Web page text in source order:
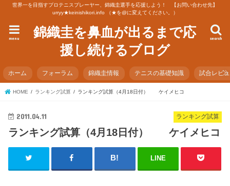
世界一を目指すプロテニスプレーヤー、錦織圭選手を応援しよう！ 【お問い合わせ先】
urryy★keinishikori.info （★を@に変えてください。）
錦織圭を鼻血が出るまで応
援し続けるブログ
search
menu
ホーム フォーラム 錦織圭情報 テニスの基礎知識 試合レビ
HOME ランキング試算 ランキング試算（4月18日付） ケイメヒコ
ランキング試算
2011.04.11
ランキング試算（4月18日付） ケイメヒコ
LINE